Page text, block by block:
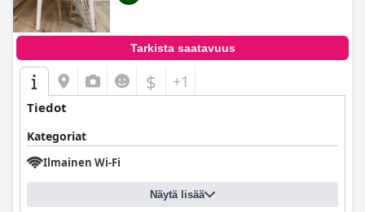
Tarkista saatavuus
$ +1
Tiedot
Kategoriat
Ilmainen Wi-Fi
Näytä lisää